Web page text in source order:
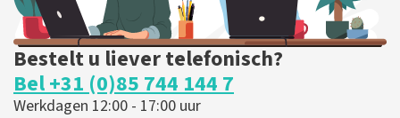
Bestelt u liever telefonisch?
Bel +31 (0)85 744 144 7
Werkdagen 12:00 - 17:00 uur